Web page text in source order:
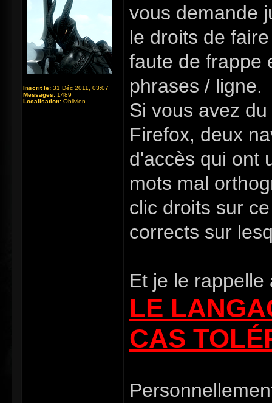
Inscrit le: 31 Déc 2011, 03:07
Messages: 1489
Localisation: Oblivion
vous demande
le droits de
faute de frappe
phrases / ligne.
Si vous avez
Firefox, deux
d'accès qui ont
mots mal
clic droits sur
corrects sur
Et je le rappelle
LE
CAS